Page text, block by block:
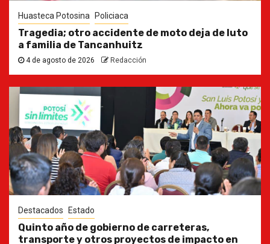
Huasteca Potosina Policiaca
Tragedia; otro accidente de moto deja de luto
a familia de Tancanhuitz
4 de agosto de 2026 Redacción
Destacados Estado
Quinto año de gobierno de carreteras,
transporte y otros proyectos de impacto en